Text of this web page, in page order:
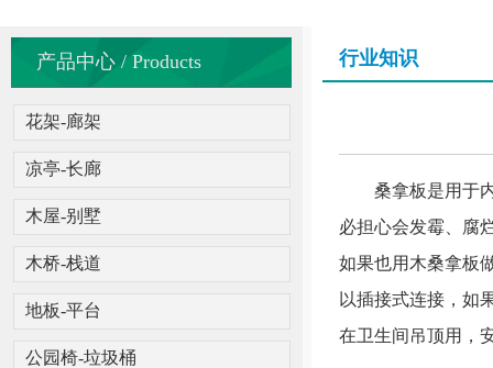
产品中心 / Products
花架-廊架
凉亭-长廊
木屋-别墅
木桥-栈道
地板-平台
公园椅-垃圾桶
行业知识
桑拿板是用于内
必担心会发霉、腐
如果也用木桑拿板
以插接式连接，如
在卫生间吊顶用，